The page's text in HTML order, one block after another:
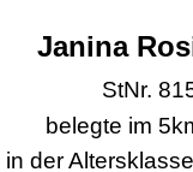
Janina
StNr.
belegte im
in der